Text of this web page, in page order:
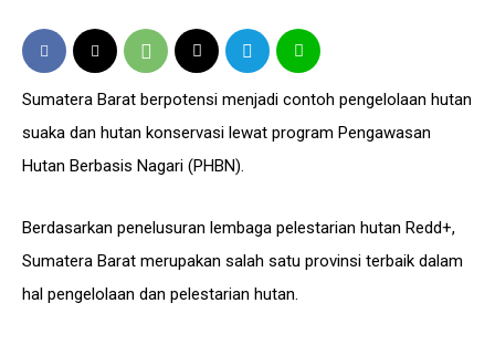
Sumatera Barat berpotensi menjadi contoh pengelolaan hutan
suaka dan hutan konservasi lewat program Pengawasan
Hutan Berbasis Nagari (PHBN).
Berdasarkan penelusuran lembaga pelestarian hutan Redd+,
Sumatera Barat merupakan salah satu provinsi terbaik dalam
hal pengelolaan dan pelestarian hutan.